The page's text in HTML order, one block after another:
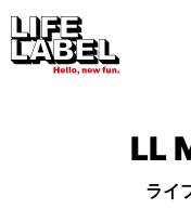
LL
ライ